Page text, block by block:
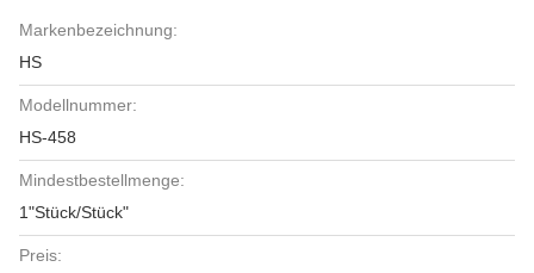
Markenbezeichnung:
HS
Modellnummer:
HS-458
Mindestbestellmenge:
1"Stück/Stück"
Preis: